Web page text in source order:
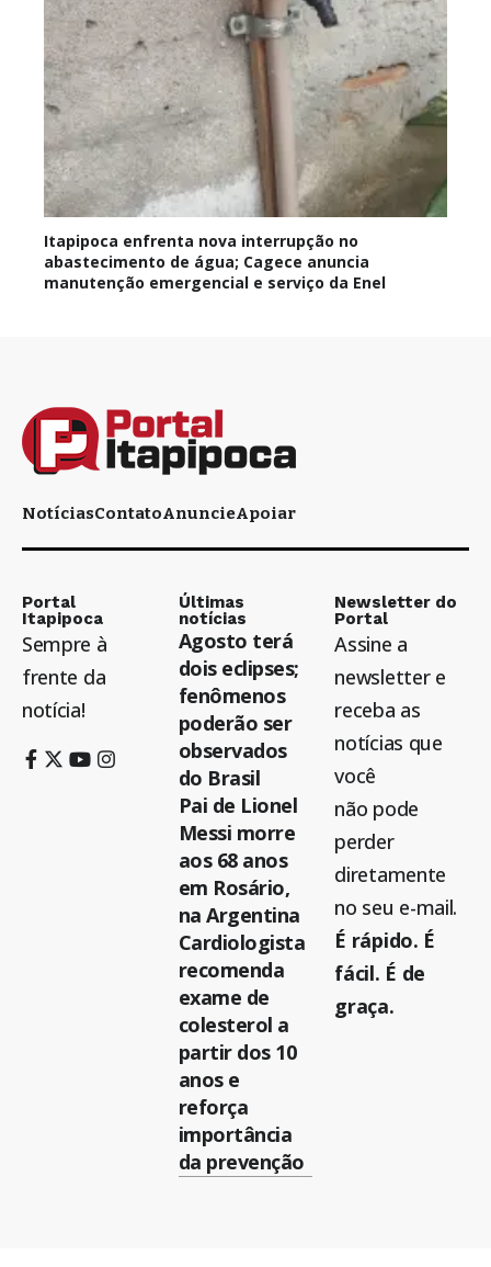
Itapipoca enfrenta nova interrupção no
abastecimento de água; Cagece anuncia
manutenção emergencial e serviço da Enel
NotíciasContatoAnuncieApoiar
Portal
Itapipoca
Sempre à
frente da
notícia!
Últimas
notícias
Agosto terá
dois eclipses;
fenômenos
poderão ser
observados
do Brasil
Pai de Lionel
Messi morre
aos 68 anos
em Rosário,
na Argentina
Cardiologista
recomenda
exame de
colesterol a
partir dos 10
anos e
reforça
importância
da prevenção
Newsletter do
Portal
Assine a
newsletter e
receba as
notícias que
você
não pode
perder
diretamente
no seu e-mail.
É rápido. É
fácil. É de
graça.